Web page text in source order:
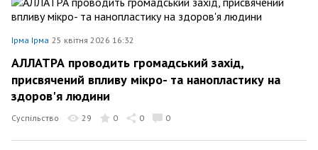
Ірма Ірма 25 квітня 2026 16:32
АЛЛАТРА проводить громадський захід,
присвячений впливу мікро- та нанопластику на
здоров'я людини
Суспільство 29 0 0 0